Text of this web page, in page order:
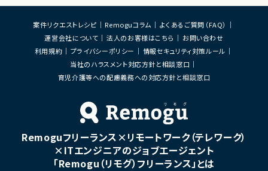
・詳細設計書、テスト仕様書等のドキュメント
・成果物レビューおよび品質管理
・開発メンバーへの技術支援、進捗管理
・少人数体制でのプロジェクト推進
プロジェクト拡大に伴う増員募集
・要件整理および要件定義支
・バックエンドシステムの設計
・コードレビューの実施
・リリース対応および品質向
・技術課題に対する検討、提
・ステークホルダーとの調整
ケーション
・サービスの継続的な機能拡
募集
■担当工程
・要件定義
・基本設計
・詳細設計
案件リクエストレシピ Remoguコラム
よくあるご質問（FAQ）
運営会社について
法人のお客様はこちら
お問い合わせ
利用規約
プライバシーポリシー
情報セキュリティ対策ルール
当社のハラスメント対応方針と相談窓口
育児介護等への配慮義務への対応方針と相談窓口
Remoguフリーランス×リモートワーク（テレワーク）
×ITエンジニアのジョブエージェント
「Remogu（リモグ）フリーランス」とは